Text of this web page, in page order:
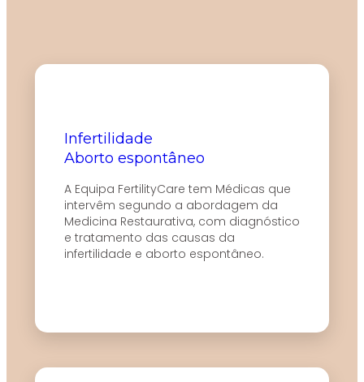
Infertilidade
Aborto espontâneo
A Equipa FertilityCare tem Médicas que
intervêm segundo a abordagem da
Medicina Restaurativa, com diagnóstico
e tratamento das causas da
infertilidade e aborto espontâneo.